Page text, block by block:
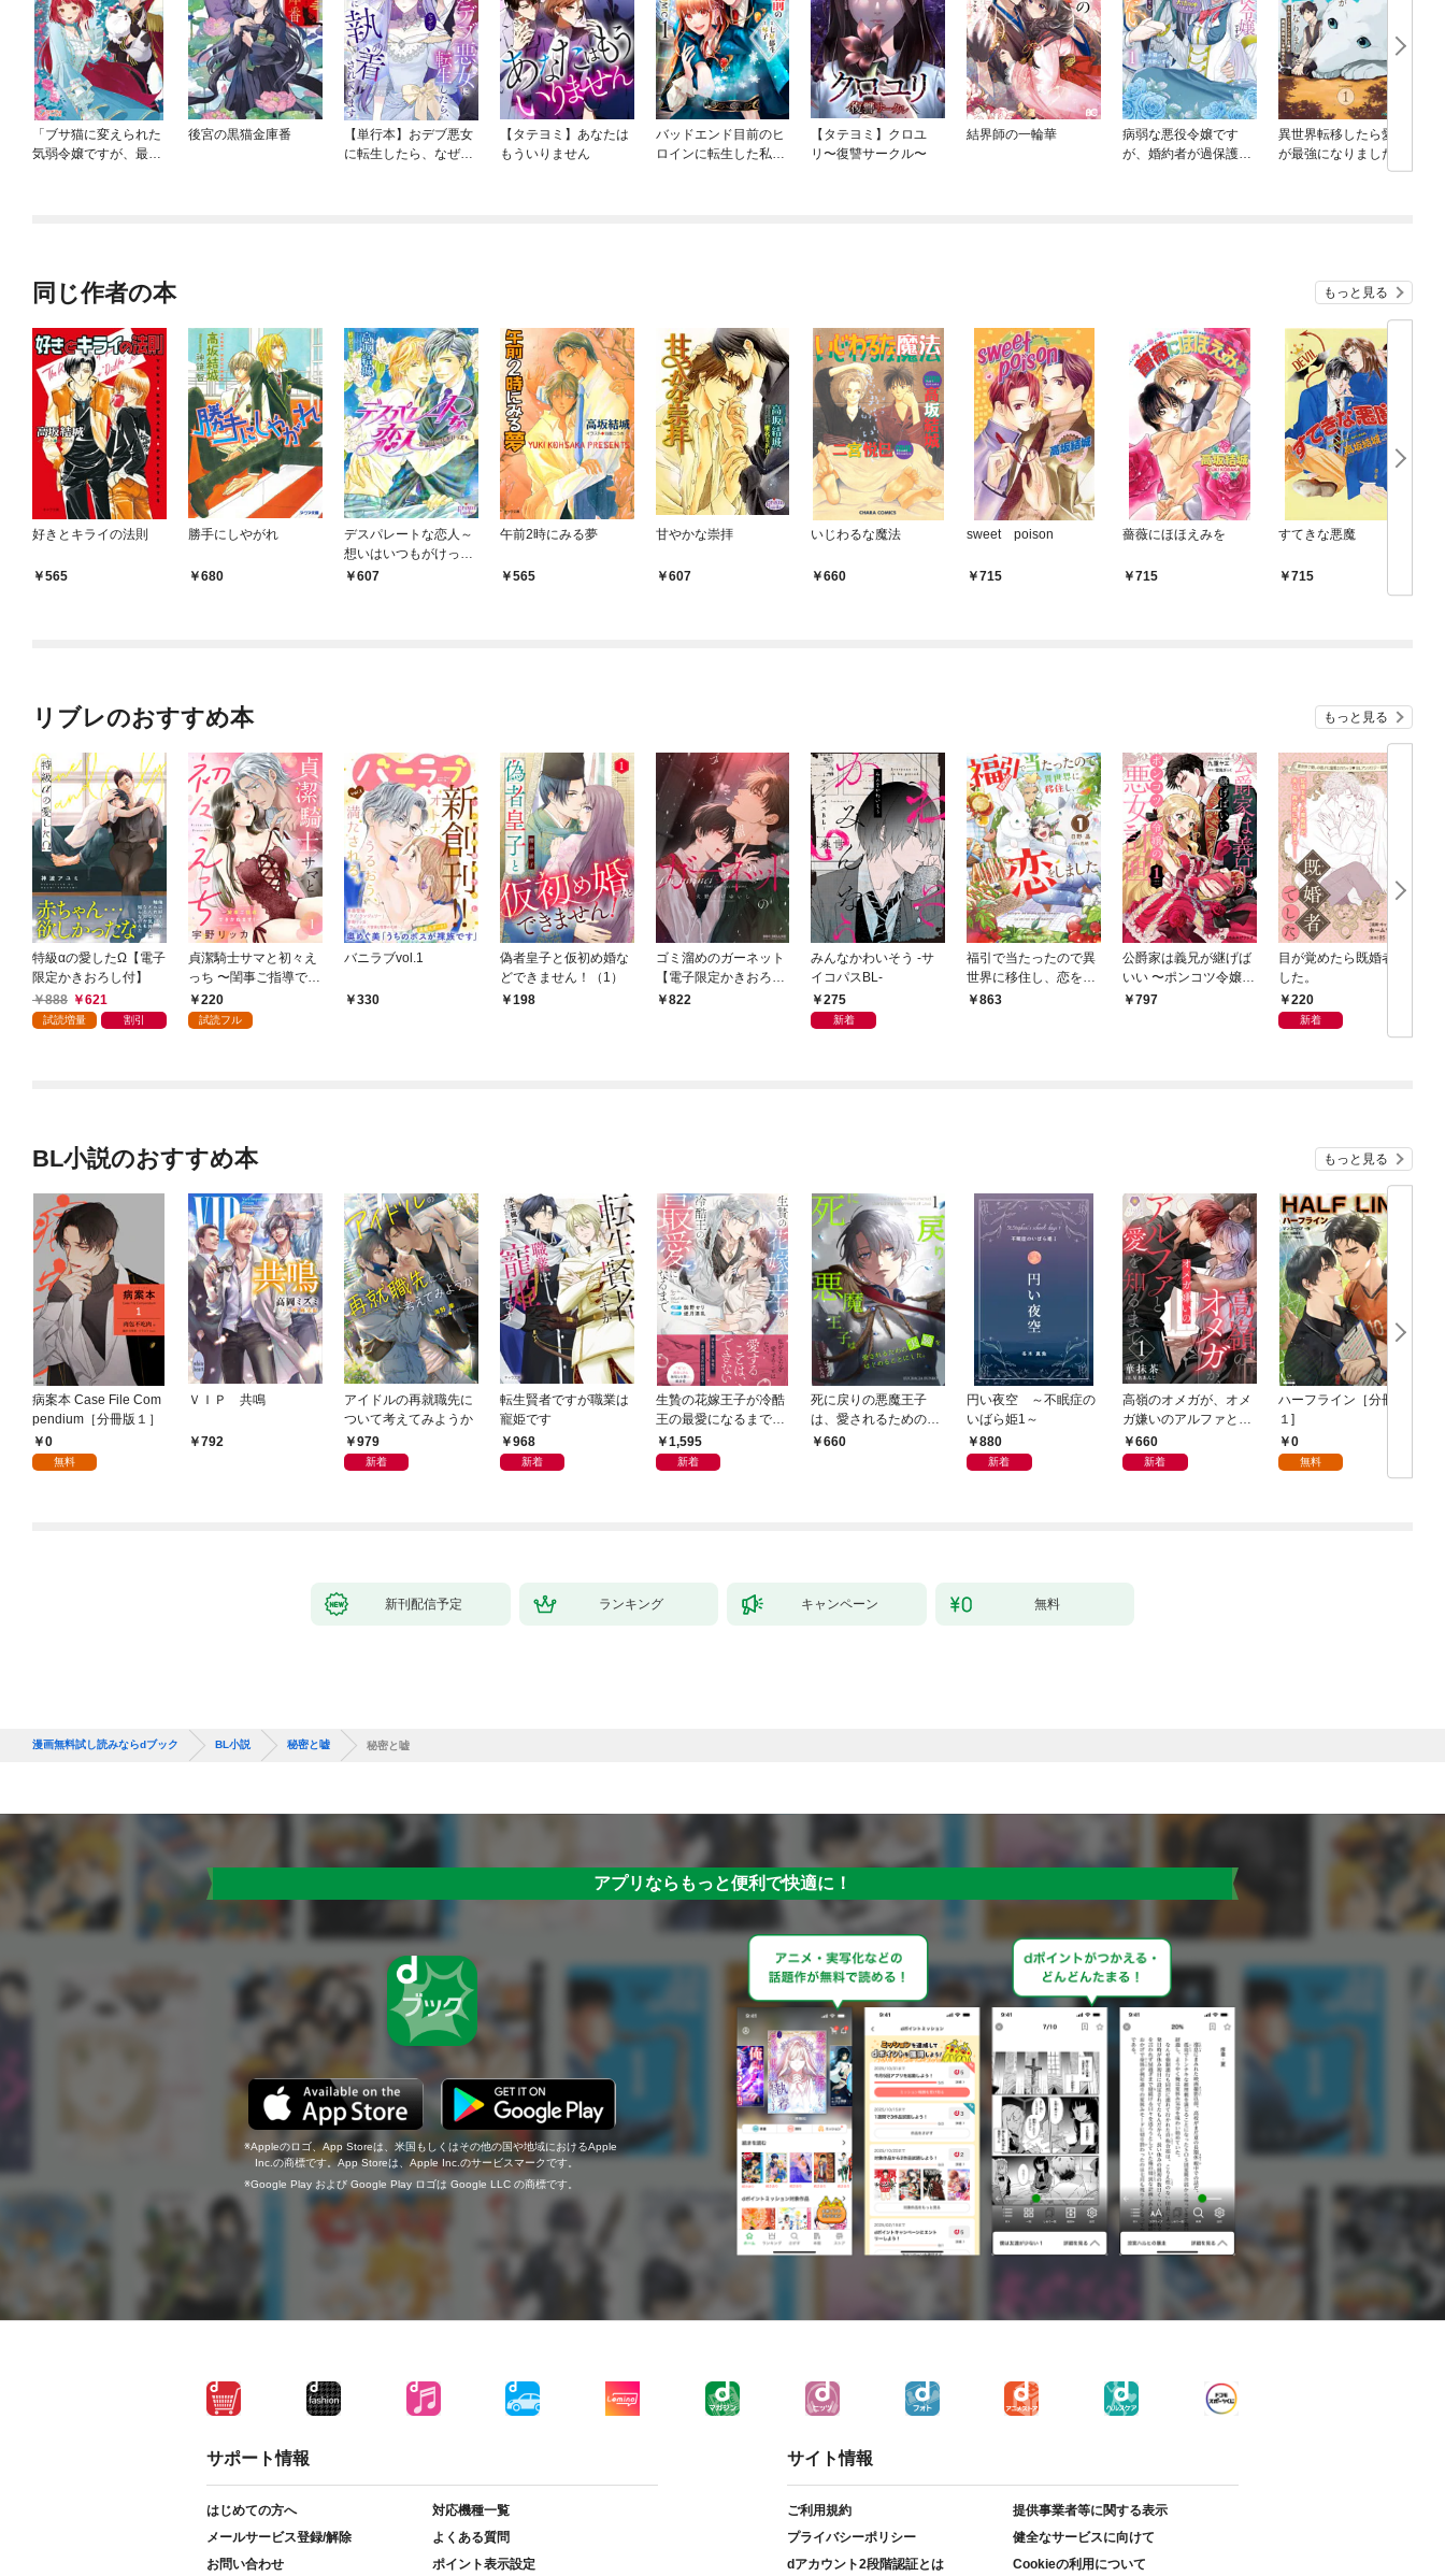
「ブサ猫に変えられた
気弱令嬢ですが、最恐
後宮の黒猫金庫番
【単行本】おデブ悪女
に転生したら、なぜか
【タテヨミ】あなたは
もういりません
バッドエンド目前のヒ
ロインに転生した私、
【タテヨミ】クロユ
リ〜復讐サークル〜
結界師の一輪華
病弱な悪役令嬢です
が、婚約者が過保護す
異世界転移したら愛犬
が最強になりました ～
シルバーフェンリルと
同じ作者の本 もっと見る
好きとキライの法則
565
勝手にしやがれ
680
デスパレートな恋人～
想いはいつもがけっぷ
ち～607
午前2時にみる夢
565
甘やかな崇拝
607
いじわるな魔法
660
sweet poison
715
薔薇にほほえみを
715
すてきな悪魔
715
リブレのおすすめ本 もっと見る
特級αの愛したΩ【電子
限定かきおろし付】
888
621
試読増量 割引
貞潔騎士サマと初々え
っち 〜閨事ご指導でき
かねます！〜（1）
220
試読フル
バニラブvol.1
330
偽者皇子と仮初め婚な
どできません！（1）
198
ゴミ溜めのガーネット
【電子限定かきおろし
付】822
みんなかわいそう -サ
イコパスBL-
275
新着
福引で当たったので異
世界に移住し、恋をし
ました（1）【電子限
863
公爵家は義兄が継げば
いい 〜ポンコツ令嬢の
悪女計画〜 1【電子限
797
目が覚めたら既婚者で
した。
220
新着
BL小説のおすすめ本 もっと見る
病案本 Case File Com
pendium［分冊版１］
0
無料
ＶＩＰ 共鳴
792
アイドルの再就職先に
ついて考えてみようか
979
新着
転生賢者ですが職業は
寵姫です
968
新着
生贄の花嫁王子が冷酷
王の最愛になるまで
【イラスト付き】【単
行本書き下ろしSS付
1,595
新着
死に戻りの悪魔王子
は、愛されるための実
験をはじめることにし
660
円い夜空 ～不眠症の
いばら姫1～
880
新着
高嶺のオメガが、オメ
ガ嫌いのアルファと愛
を知るまで1
660
新着
ハーフライン［分冊版
１]
0
無料
新刊配信予定 ランキング キャンペーン 無料
漫画無料試し読みならdブック BL小説 秘密と嘘 秘密と嘘
アプリならもっと便利で快適に！
Appleのロゴ、App Storeは、米国もしくはその他の国や地域におけるApple
Inc.の商標です。App Storeは、Apple Inc.のサービスマークです。
Google Play および Google Play ロゴは Google LLC の商標です。
サポート情報
はじめての方へ
対応機種一覧
メールサービス登録/解除
よくある質問
お問い合わせ
ポイント表示設定
サイト情報
ご利用規約
提供事業者等に関する表示
プライバシーポリシー
健全なサービスに向けて
dアカウント2段階認証とは
Cookieの利用について